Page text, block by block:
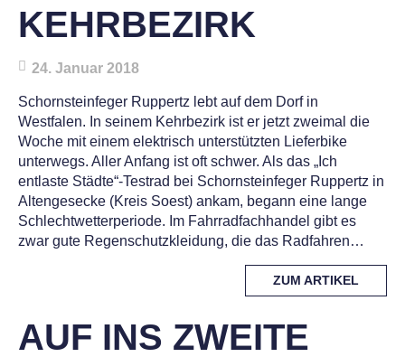
KEHRBEZIRK
24. Januar 2018
Schornsteinfeger Ruppertz lebt auf dem Dorf in
Westfalen. In seinem Kehrbezirk ist er jetzt zweimal die
Woche mit einem elektrisch unterstützten Lieferbike
unterwegs. Aller Anfang ist oft schwer. Als das „Ich
entlaste Städte“-Testrad bei Schornsteinfeger Ruppertz in
Altengesecke (Kreis Soest) ankam, begann eine lange
Schlechtwetterperiode. Im Fahrradfachhandel gibt es
zwar gute Regenschutzkleidung, die das Radfahren…
ZUM ARTIKEL
AUF INS ZWEITE